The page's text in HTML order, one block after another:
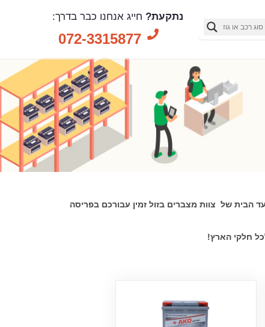
072-3315877
נתקעת? חייג אנחנו כבר בדרך:
של צוות מצברים בזול זמין עבורכם בפריסה